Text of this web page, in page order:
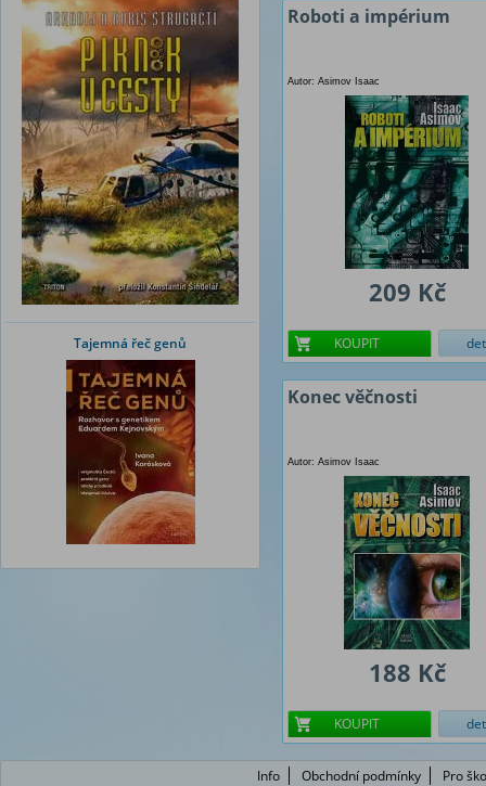
Tajemná řeč genů
Roboti a impérium
Autor: Asimov Isaac
209 Kč
KOUPIT
Konec věčnosti
Autor: Asimov Isaac
188 Kč
KOUPIT
Info Obchodní podmínky Pro